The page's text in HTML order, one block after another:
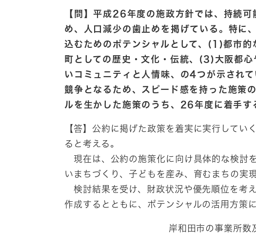
とじる
【問】平成26年度の施政方針では、持続
め、人口減少の歯止めを掲げている。 特に
込むためのポテンシャルとして、(1)都市
町としての歴史・文化・伝統、(3)大阪都
いコミュニティと人情味、の4つが示されて
競争となるため、スピード感を持った施策
ルを生かした施策のうち、26年度に着手す
【答】公約に掲げた政策を着実に実行してい
ると考える。
現在は、公約の施策化に向け具体的な検討
いまちづくり、子どもを産み、育むまちの実
検討結果を受け、財政状況や優先順位を考
作成するとともに、ポテンシャルの活用方策
岸和田市の事業所数